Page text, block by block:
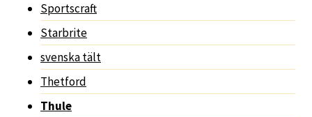
Sportscraft
Starbrite
svenska tält
Thetford
Thule